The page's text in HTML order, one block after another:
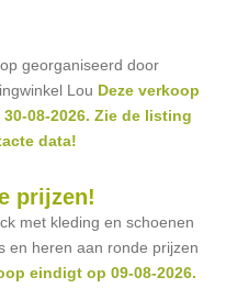
georganiseerd door
Lou Deze verkoop
08-2026. Zie de listing
data!
prijzen!
met kleding en schoenen
en heren aan ronde prijzen
eindigt op 09-08-2026.